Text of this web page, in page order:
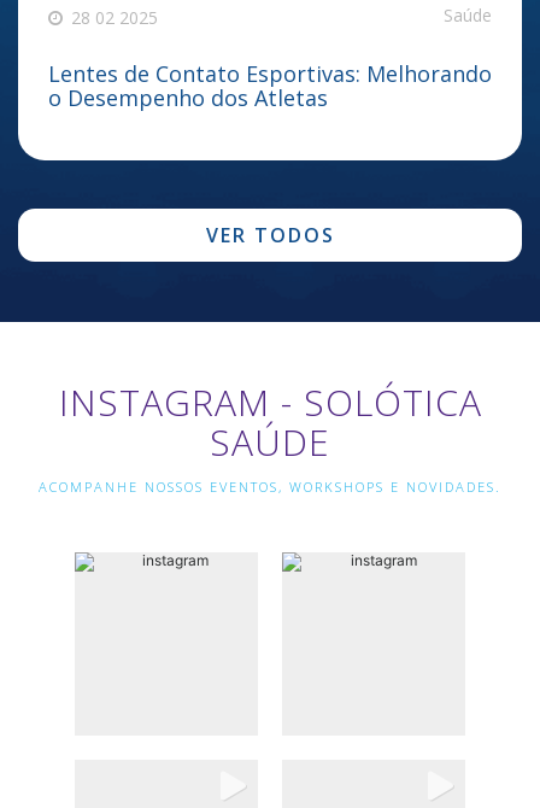
28 02 2025 Saúde
Lentes de Contato Esportivas: Melhorando
o Desempenho dos Atletas
VER TODOS
INSTAGRAM - SOLÓTICA
SAÚDE
ACOMPANHE NOSSOS EVENTOS, WORKSHOPS E NOVIDADES.